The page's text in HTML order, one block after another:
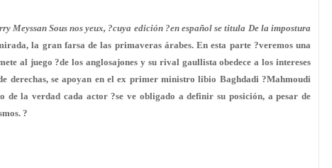
Sous nos yeux, ?cuya edición ?en español se titula De la impostura
la gran farsa de las primaveras árabes. En esta parte ?veremos una
al juego ?de los anglosajones y su rival gaullista obedece a los intereses
derechas, se apoyan en el ex primer ministro libio Baghdadi ?Mahmoudi
la verdad cada actor ?se ve obligado a definir su posición, a pesar de
?